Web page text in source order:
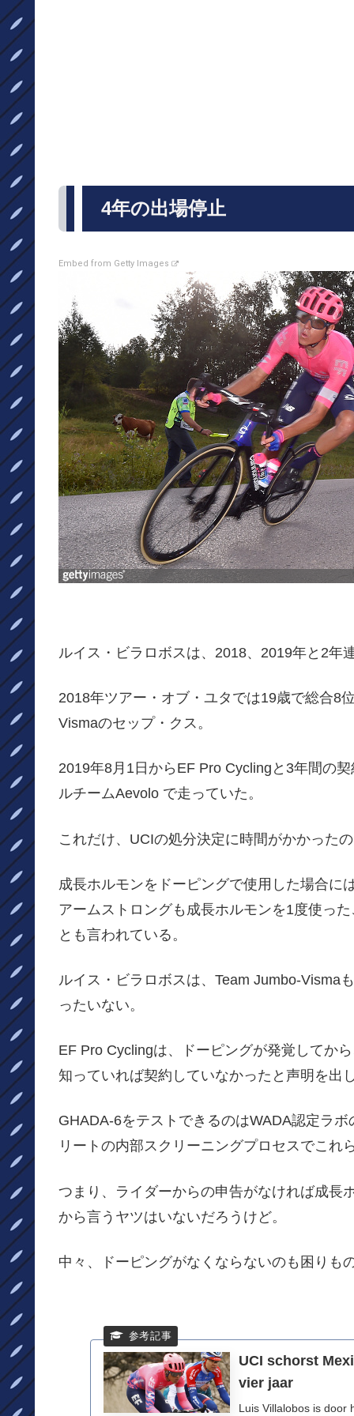
4年の出場停止
Embed from Getty Images
ルイス・ビラロボスは、2018、2019年と2年
2018年ツアー・オブ・ユタでは19歳で総合8
Vismaのセップ・クス。
2019年8月1日からEF Pro Cyclingと3年間の
ルチームAevolo で走っていた。
これだけ、UCIの処分決定に時間がかかった
成長ホルモンをドーピングで使用した場合に
アームストロングも成長ホルモンを1度使っ
とも言われている。
ルイス・ビラロボスは、Team Jumbo-Visma
ったいない。
EF Pro Cyclingは、ドーピングが発覚してか
知っていれば契約していなかったと声明を出
GHADA-6をテストできるのはWADA認定ラ
リートの内部スクリーニングプロセスでこれ
つまり、ライダーからの申告がなければ成長
から言うヤツはいないだろうけど。
中々、ドーピングがなくならないのも困りも
UCI schorst
vier jaar
Luis Villalobos is door